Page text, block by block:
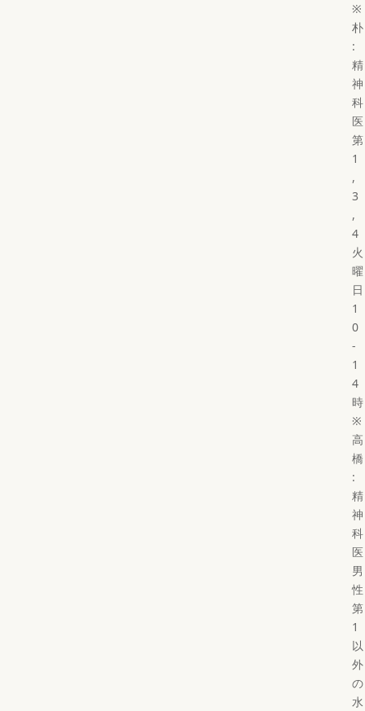
※
朴
:
精
神
科
医
第
1
,
3
,
4
火
曜
日
1
0
-
1
4
時
※
高
橋
:
精
神
科
医
男
性
第
1
以
外
の
水